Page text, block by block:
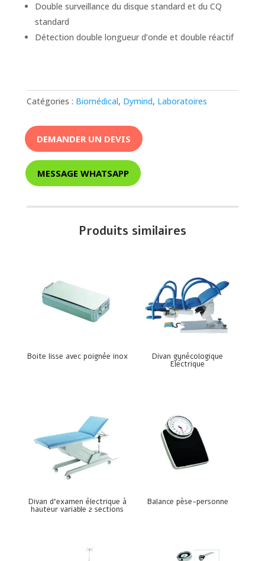
Double surveillance du disque standard et du CQ
standard
Détection double longueur d’onde et double réactif
Catégories : Biomédical, Dymind, Laboratoires
DEMANDER UN DEVIS
MESSAGE WHATSAPP
Produits similaires
Boite lisse avec poignée inox Divan gynécologique
Electrique
Divan d’examen électrique à
hauteur variable 2 sections
Balance pèse-personne